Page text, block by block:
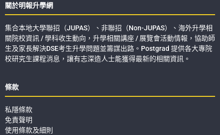
關於明報升學網
集合本地大學聯招（JUPAS）、非聯招（Non-JUPAS）、海外升學相
關院校資訊 / 學科收生動向，升學相關講座 / 展覽會活動情報，協助師
生及家長解決DSE考生升學問題並籌謀出路。Postgrad 提供各大專院
校研究生課程消息，讓有志深造人士能獲得最新的相關資訊。
條款
私隱條款
免責聲明
使用條款及細則